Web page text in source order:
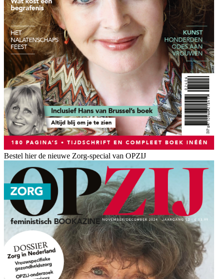
Bestel hier de nieuwe Zorg-special van OPZIJ